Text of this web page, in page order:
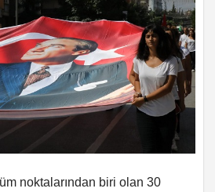
noktalarından biri olan 30